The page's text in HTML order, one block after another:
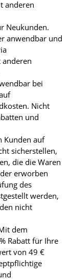
anderen
Neukunden.
anwendbar und
bei
Nicht
und
Kunden auf
sicherstellen,
die die Waren
erworben
des
werden,
nicht
dem
Rabatt für Ihre
von 49 €